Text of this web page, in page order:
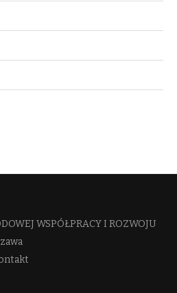
WSPÓŁPRACY I ROZWOJU​